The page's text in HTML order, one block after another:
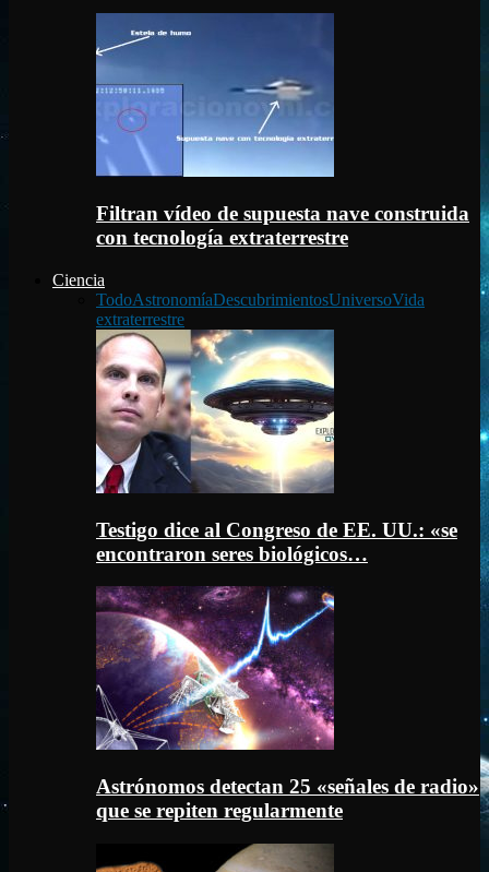
Filtran vídeo de supuesta nave construida
con tecnología extraterrestre
Ciencia
TodoAstronomíaDescubrimientosUniversoVida
extraterrestre
Testigo dice al Congreso de EE. UU.: «se
encontraron seres biológicos…
Astrónomos detectan 25 «señales de radio»
que se repiten regularmente